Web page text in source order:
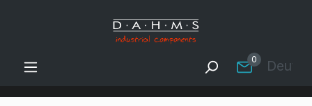
Zum Hauptinhalt springen
0